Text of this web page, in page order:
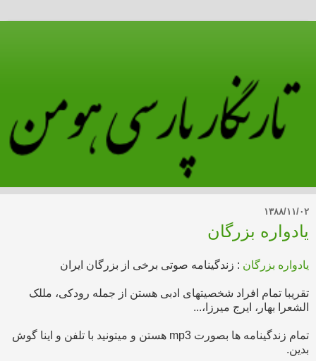
۱۳۸۸/۱۱/۰۲
یادواره بزرگان
یادواره بزرگان : زندگینامه صوتی برخی از بزرگان ایران
تقریبا تمام افراد شخصیتهای ادبی هستن از جمله رودکی، مللک
الشعرا بهار، ایرج میرزا،...
تمام زندگینامه ها بصورت mp3 هستن و میتونید با تلفن و اینا گوش
بدین.